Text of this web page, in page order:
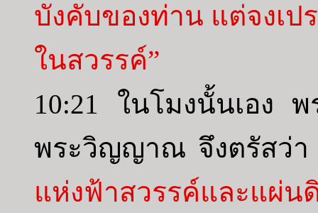
บังคับของท่าน แต่จงเป
ในสวรรค์”
10:21 ในโมงนั้นเอง พ
พระวิญญาณ จึงตรัสว่
แห่งฟ้าสวรรค์แล